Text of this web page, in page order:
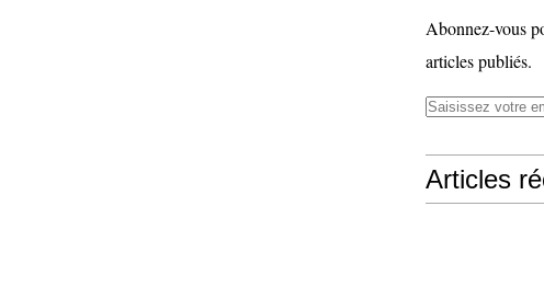
Abonnez-vous
articles publiés.
Articles